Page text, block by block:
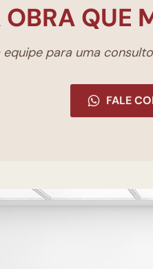
QUE
para uma
FALE